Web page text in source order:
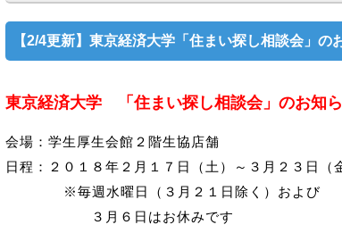
【2/4更新】東京経済大学「住まい探し相談会」の
東京経済大学 「住まい探し相談会」のお知
会場：学生厚生会館２階生協店舗
日程：２０１８年２月１７日（土）～３月２３日（
※毎週水曜日（３月２１日除く）および
３月６日はお休みです